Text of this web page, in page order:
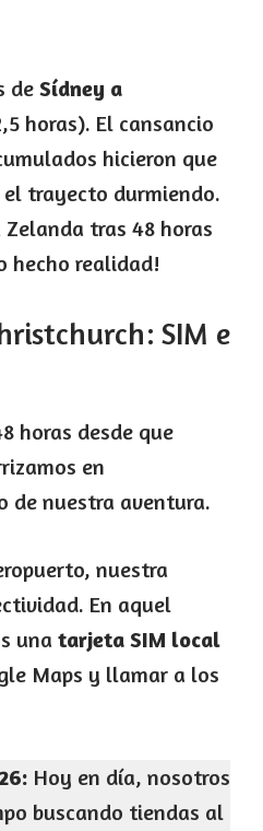
de Sídney a
horas). El cansancio
hicieron que
trayecto durmiendo.
Zelanda tras 48 horas
hecho realidad!
SIM e
horas desde que
en
de nuestra aventura.
nuestra
En aquel
una tarjeta SIM local
Maps y llamar a los
Hoy en día, nosotros
buscando tiendas al